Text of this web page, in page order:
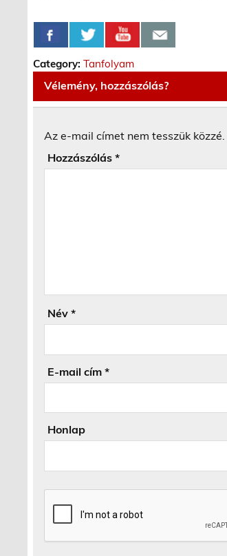
Category:Tanfolyam
Vélemény, hozzászólás?
Az e-mail címet nem tesszük közzé.
Hozzászólás*
Név*
E-mail cím*
Honlap